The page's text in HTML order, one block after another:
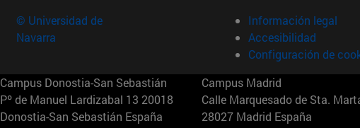
© Universidad de
Navarra
Información legal
Accesibilidad
Configuración de
Campus Donostia-San Sebastián
Pº de Manuel Lardizabal 13 20018
Donostia-San Sebastián España
Campus Madrid
Calle Marquesado de Sta.
28027 Madrid España